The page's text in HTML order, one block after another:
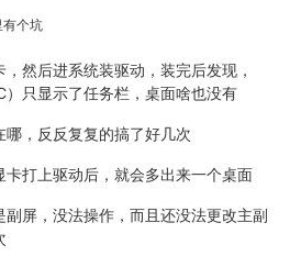
有个坑
然后进系统装驱动，装完后发现，
）只显示了任务栏，桌面啥也没有
，反反复复的搞了好几次
卡打上驱动后，就会多出来一个桌面
屏，没法操作，而且还没法更改主副